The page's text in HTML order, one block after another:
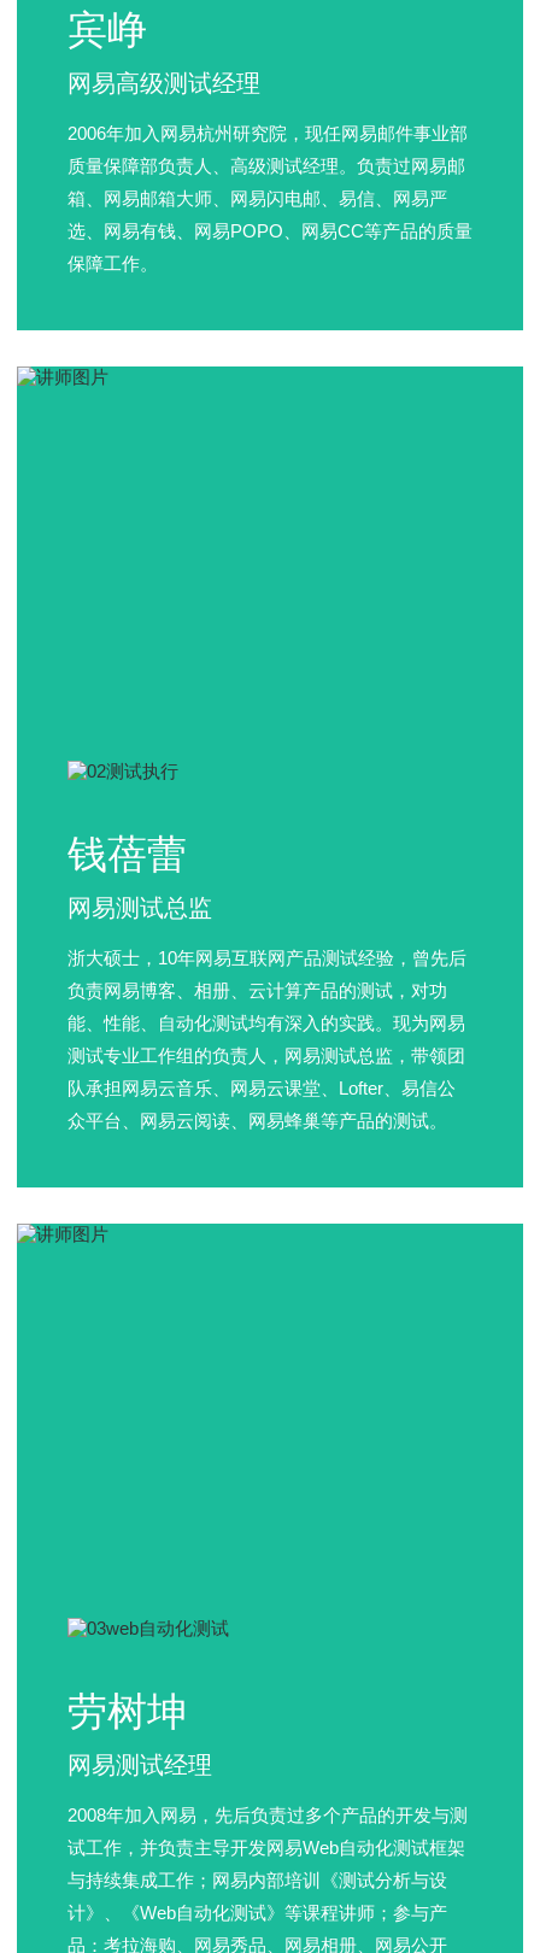
宾峥
网易高级测试经理
2006年加入网易杭州研究院，现任网易邮件事业部
质量保障部负责人、高级测试经理。负责过网易邮
箱、网易邮箱大师、网易闪电邮、易信、网易严
选、网易有钱、网易POPO、网易CC等产品的质量
保障工作。
钱蓓蕾
网易测试总监
浙大硕士，10年网易互联网产品测试经验，曾先后
负责网易博客、相册、云计算产品的测试，对功
能、性能、自动化测试均有深入的实践。现为网易
测试专业工作组的负责人，网易测试总监，带领团
队承担网易云音乐、网易云课堂、Lofter、易信公
众平台、网易云阅读、网易蜂巢等产品的测试。
劳树坤
网易测试经理
2008年加入网易，先后负责过多个产品的开发与测
试工作，并负责主导开发网易Web自动化测试框架
与持续集成工作；网易内部培训《测试分析与设
计》、《Web自动化测试》等课程讲师；参与产
品：考拉海购、网易秀品、网易相册、网易公开